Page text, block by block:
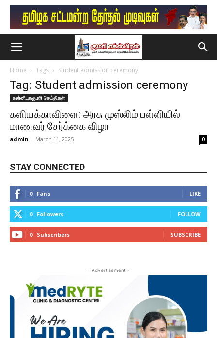
Home Tags Student admission ceremony
Tag: Student admission ceremony
கன்னியாகுமரி செய்திகள்
களியக்காவிளை: அரசு முஸ்லிம் பள்ளியில்
மாணவர் சேர்க்கை விழா
admin - March 11, 2025 0
STAY CONNECTED
0 Fans LIKE
0 Followers FOLLOW
0 Subscribers SUBSCRIBE
- Advertisement -